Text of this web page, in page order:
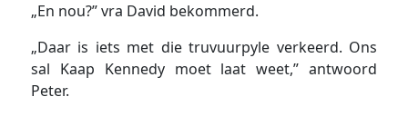
„En nou?” vra David bekommerd.
„Daar is iets met die truvuurpyle verkeerd. Ons
sal Kaap Kennedy moet laat weet,” antwoord
Peter.